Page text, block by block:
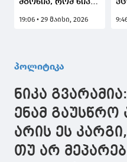
მგონია, რომ ნიკა
შეცდომაშია
19:06 • 29 მაისი, 2026
პოლიტიკა
ნიკა
ენამ გაუსწრო
არის ეს
თუ არ